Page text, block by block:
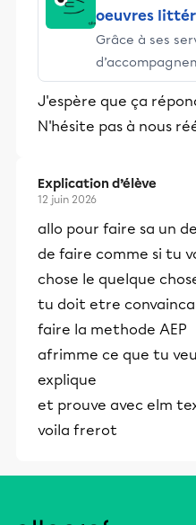
oeuvres
Grâce à ses
stimulants,
et leurs
éducative.
J'espère que ça
N'hésite pas à nous
Explication d’élève
12 juin 2026
allo pour faire sa un
de faire comme si tu
chose le quelque
tu doit etre
faire la methode AEP
afrimme ce que tu
explique
et prouve avec elm
voila frerot